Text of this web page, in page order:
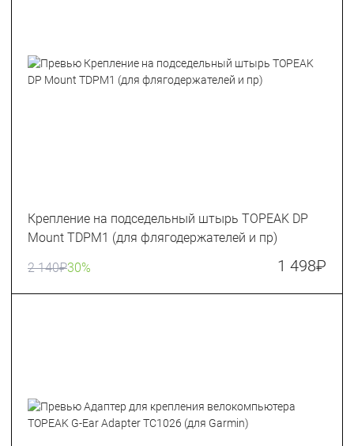
Крепление на подседельный штырь TOPEAK DP
Mount TDPM1 (для флягодержателей и пр)
2 140₽30% 1 498₽